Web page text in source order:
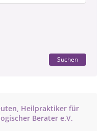
Suchen
Heilpraktiker für
Berater e.V.